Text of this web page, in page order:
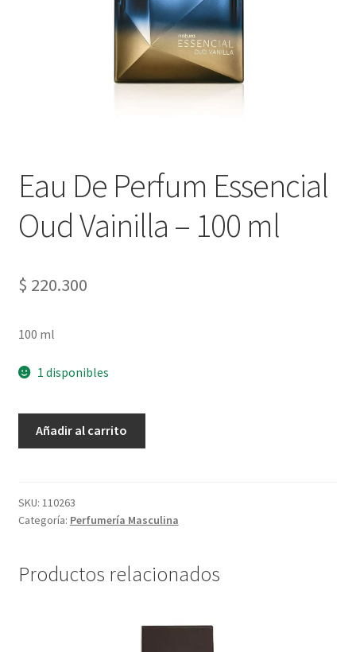
Eau De Perfum Essencial
Oud Vainilla – 100 ml
$ 220.300
100 ml
1 disponibles
Oud
Vainilla
ml
Añadir al carrito
SKU: 110263
Categoría: Perfumería Masculina
Productos relacionados